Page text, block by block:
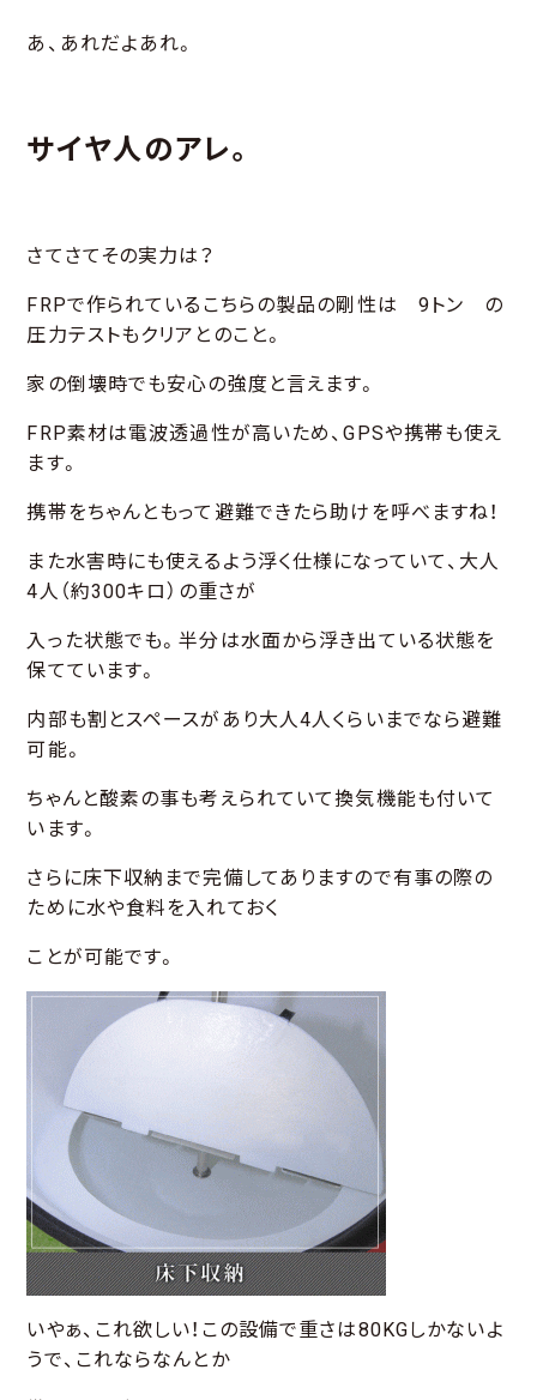
あ、あれだよあれ。
サイヤ人のアレ。
さてさてその実力は？
FRPで作られているこちらの製品の剛性は 9トン の
圧力テストもクリアとのこと。
家の倒壊時でも安心の強度と言えます。
FRP素材は電波透過性が高いため、GPSや携帯も使え
ます。
携帯をちゃんともって避難できたら助けを呼べますね！
また水害時にも使えるよう浮く仕様になっていて、大人
4人（約300キロ）の重さが
入った状態でも。半分は水面から浮き出ている状態を
保てています。
内部も割とスペースがあり大人4人くらいまでなら避難
可能。
ちゃんと酸素の事も考えられていて換気機能も付いて
います。
さらに床下収納まで完備してありますので有事の際の
ために水や食料を入れておく
ことが可能です。
いやぁ、これ欲しい！この設備で重さは80KGしかないよ
うで、これならなんとか